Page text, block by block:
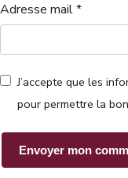
Adresse mail*
J’accepte que les
pour permettre la